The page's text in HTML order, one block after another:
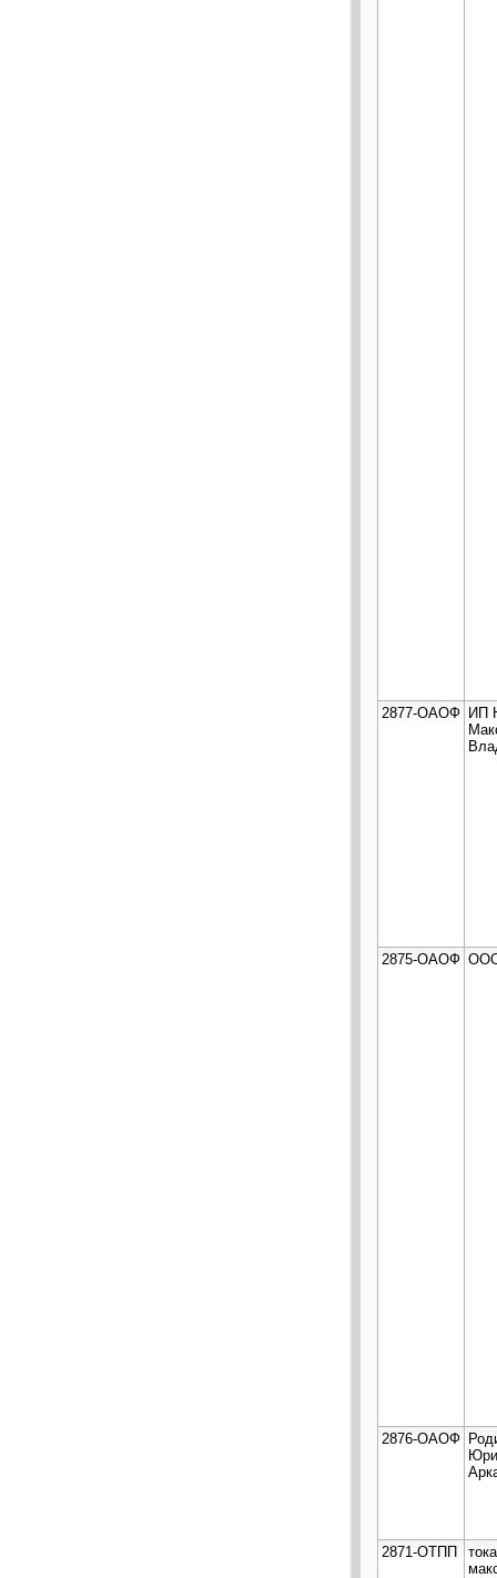
2877-ОАОФ ИП
2875-ОАОФ
2876-ОАОФ
2871-ОТПП